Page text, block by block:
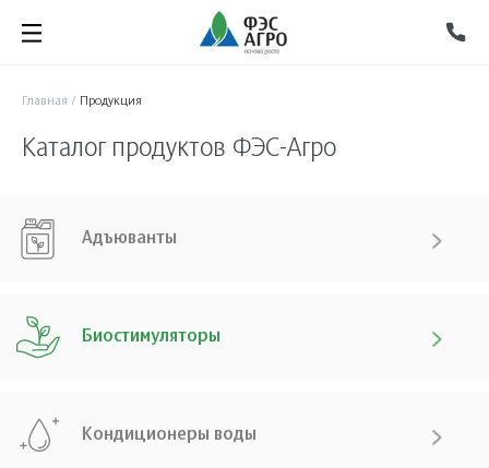
Главная / Продукция
Каталог продуктов ФЭС-Агро
Адъюванты
Биостимуляторы
Кондиционеры воды